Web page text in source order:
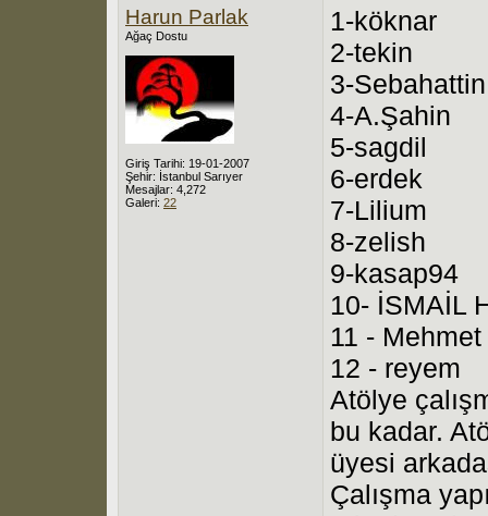
Harun Parlak
Ağaç Dostu
Giriş Tarihi: 19-01-2007
Şehir: İstanbul Sarıyer
Mesajlar: 4,272
Galeri: 22
1-köknar
2-tekin
3-
4-A.Şahin
5-sagdil
6-erdek
7-Lilium
8-zelish
9-kasap94
10- İSMAİL
11 -
12 - reyem
Atölye
bu kadar.
üyesi
Çalışma